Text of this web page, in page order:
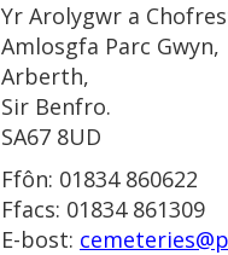
Yr Arolygwr a
Amlosgfa Parc Gwyn,
Arberth,
Sir Benfro.
SA67 8UD
Ffôn: 01834 860622
Ffacs: 01834 861309
E-bost: